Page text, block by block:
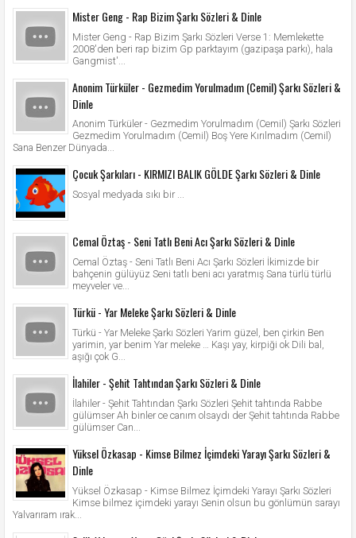
Mister Geng - Rap Bizim Şarkı Sözleri & Dinle
Mister Geng - Rap Bizim Şarkı Sözleri Verse 1: Memlekette
2008'den beri rap bizim Gp parktayım (gazipaşa parkı), hala
Gangmist'...
Anonim Türküler - Gezmedim Yorulmadım (Cemil) Şarkı Sözleri &
Dinle
Anonim Türküler - Gezmedim Yorulmadım (Cemil) Şarkı Sözleri
Gezmedim Yorulmadım (Cemil) Boş Yere Kırılmadım (Cemil)
Sana Benzer Dünyada...
Çocuk Şarkıları - KIRMIZI BALIK GÖLDE Şarkı Sözleri & Dinle
Sosyal medyada sıkı bir ...
Cemal Öztaş - Seni Tatlı Beni Acı Şarkı Sözleri & Dinle
Cemal Öztaş - Seni Tatlı Beni Acı Şarkı Sözleri İkimizde bir
bahçenin gülüyüz Seni tatlı beni acı yaratmış Sana türlü türlü
meyveler ve...
Türkü - Yar Meleke Şarkı Sözleri & Dinle
Türkü - Yar Meleke Şarkı Sözleri Yarim güzel, ben çirkin Ben
yarimin, yar benim Yar meleke … Kaşı yay, kirpiği ok Dili bal,
aşığı çok G...
İlahiler - Şehit Tahtından Şarkı Sözleri & Dinle
İlahiler - Şehit Tahtından Şarkı Sözleri Şehit tahtında Rabbe
gülümser Ah binler ce canım olsaydı der Şehit tahtında Rabbe
gülümser Can...
Yüksel Özkasap - Kimse Bilmez İçimdeki Yarayı Şarkı Sözleri &
Dinle
Yüksel Özkasap - Kimse Bilmez İçimdeki Yarayı Şarkı Sözleri
Kimse bilmez içimdeki yarayı Senin olsun bu gönlümün sarayı
Yalvarıram ırak...